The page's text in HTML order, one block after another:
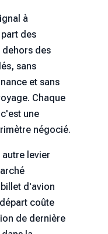
à
des
dehors des
sans
et sans
Chaque
une
négocié.
autre levier
d'avion
coûte
de dernière